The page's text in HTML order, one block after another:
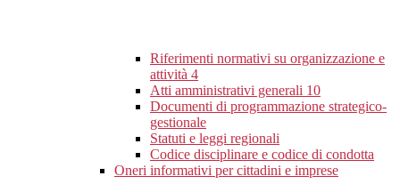
Riferimenti normativi su organizzazione e
attività 4
Atti amministrativi generali 10
Documenti di programmazione strategico-
gestionale
Statuti e leggi regionali
Codice disciplinare e codice di condotta
Oneri informativi per cittadini e imprese